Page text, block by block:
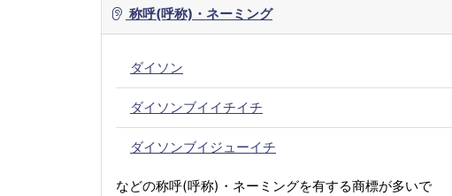
称呼(呼称)・ネーミング
ダイソン
ダイソンブイイチイチ
ダイソンブイジューイチ
などの称呼(呼称)・ネーミングを有する商標が多いで